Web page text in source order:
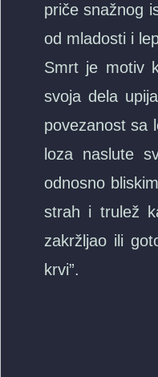
priče snažnog
od mladosti i
Smrt je motiv
svoja dela
povezanost sa
loza naslute
odnosno
strah i trulež
zakržljao ili
krvi”.